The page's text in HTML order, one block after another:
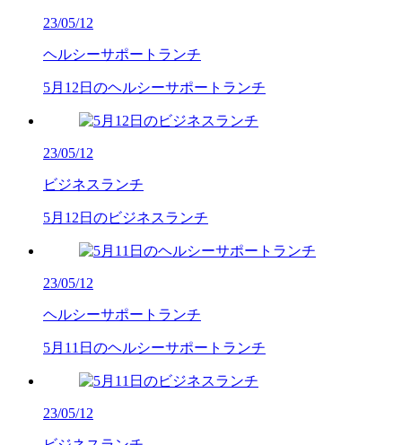
23/05/12
ヘルシーサポートランチ
5月12日のヘルシーサポートランチ
23/05/12
ビジネスランチ
5月12日のビジネスランチ
23/05/12
ヘルシーサポートランチ
5月11日のヘルシーサポートランチ
23/05/12